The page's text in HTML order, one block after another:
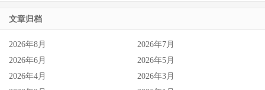
文章归档
2026年8月
2026年7月
2026年6月
2026年5月
2026年4月
2026年3月